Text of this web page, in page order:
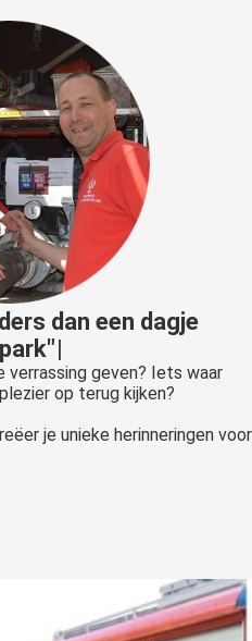
ders dan een dagje
park"
verrassing geven? Iets waar
op terug kijken?
je unieke herinneringen voor